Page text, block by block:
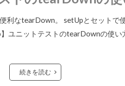
利なtearDown。 setUpとセットで
ユニットテストのtearDownの使い
続きを読む